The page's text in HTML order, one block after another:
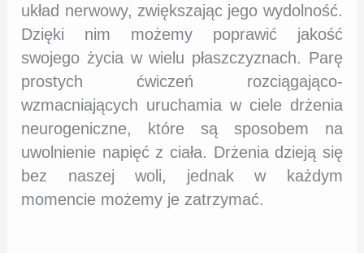
układ nerwowy, zwiększając jego wydolność.
Dzięki nim możemy poprawić jakość
swojego życia w wielu płaszczyznach. Parę
prostych ćwiczeń rozciągająco-
wzmacniających uruchamia w ciele drżenia
neurogeniczne, które są sposobem na
uwolnienie napięć z ciała. Drżenia dzieją się
bez naszej woli, jednak w każdym
momencie możemy je zatrzymać.